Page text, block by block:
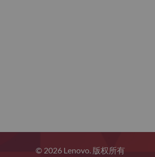
© 2026 Lenovo. 版权所有